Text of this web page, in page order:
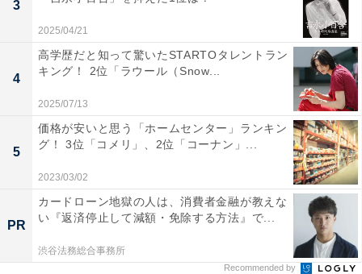
多くて楽しい。駅周辺の公園では季節によっていろんな
イベントごとをやってたりするのでそういう点も楽しめ
る」といった声が多く、都市と自然の両方を享受できる
点が住みたい街として支持されています。
※回答者のコメントは原文ママです
※2つ以上近接駅を統合した場合は、駅名の後に
A（area）を付記
5位までの全ランキング結果を見
3
2025/04/21
4
高学歴だと知って驚いたSTARTOタレントラン
キング！ 2位「ラウール（Snow...
2025/07/13
5
価格が安いと思う「ホームセンター」ランキン
グ！ 3位「コメリ」、2位「コーナン」...
2023/03/02
PR
カードローン地獄の人は、消費者金融が教えな
い『返済停止して減額・免除する方法』で...
渋谷法務総合事務所
Recommended by